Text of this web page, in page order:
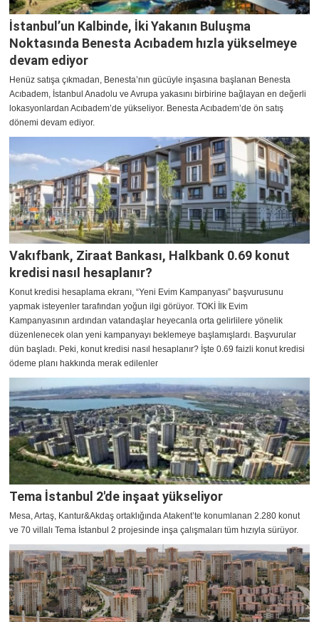
İstanbul’un Kalbinde, İki Yakanın Buluşma
Noktasında Benesta Acıbadem hızla yükselmeye
devam ediyor
Henüz satışa çıkmadan, Benesta’nın gücüyle inşasına başlanan Benesta
Acıbadem, İstanbul Anadolu ve Avrupa yakasını birbirine bağlayan en değerli
lokasyonlardan Acıbadem’de yükseliyor. Benesta Acıbadem’de ön satış
dönemi devam ediyor.
Vakıfbank, Ziraat Bankası, Halkbank 0.69 konut
kredisi nasıl hesaplanır?
Konut kredisi hesaplama ekranı, “Yeni Evim Kampanyası” başvurusunu
yapmak isteyenler tarafından yoğun ilgi görüyor. TOKİ İlk Evim
Kampanyasının ardından vatandaşlar heyecanla orta gelirlilere yönelik
düzenlenecek olan yeni kampanyayı beklemeye başlamışlardı. Başvurular
dün başladı. Peki, konut kredisi nasıl hesaplanır? İşte 0.69 faizli konut kredisi
ödeme planı hakkında merak edilenler
Tema İstanbul 2'de inşaat yükseliyor
Mesa, Artaş, Kantur&Akdaş ortaklığında Atakent’te konumlanan 2.280 konut
ve 70 villalı Tema İstanbul 2 projesinde inşa çalışmaları tüm hızıyla sürüyor.